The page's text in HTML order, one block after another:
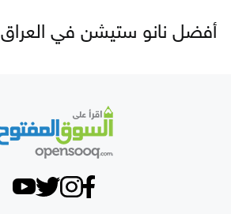
أفضل نانو ستيشن في العراق